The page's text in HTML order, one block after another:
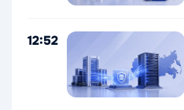
12:52